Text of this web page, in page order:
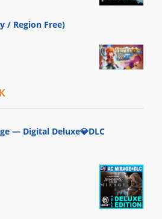
/ Region Free)
— Digital Deluxe💎DLC